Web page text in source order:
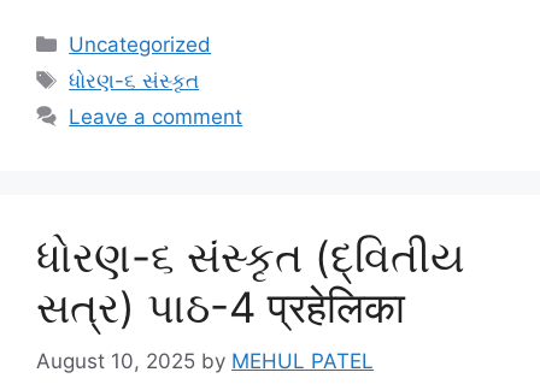
Categories
Uncategorized
Tags
ધોરણ-૬ સંસ્કૃત
Leave a comment
ધોરણ-૬ સંસ્કૃત (દ્વિતીય
સત્ર) પાઠ-4 प्रहेलिका
August 10, 2025 by MEHUL PATEL